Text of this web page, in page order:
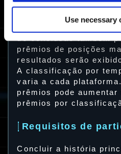
Use necessary
de conclusão também
prêmios de posições
resultados serão
A classificação por
varia a cada
prêmios pode
prêmios por
Requisitos de
Concluir a história